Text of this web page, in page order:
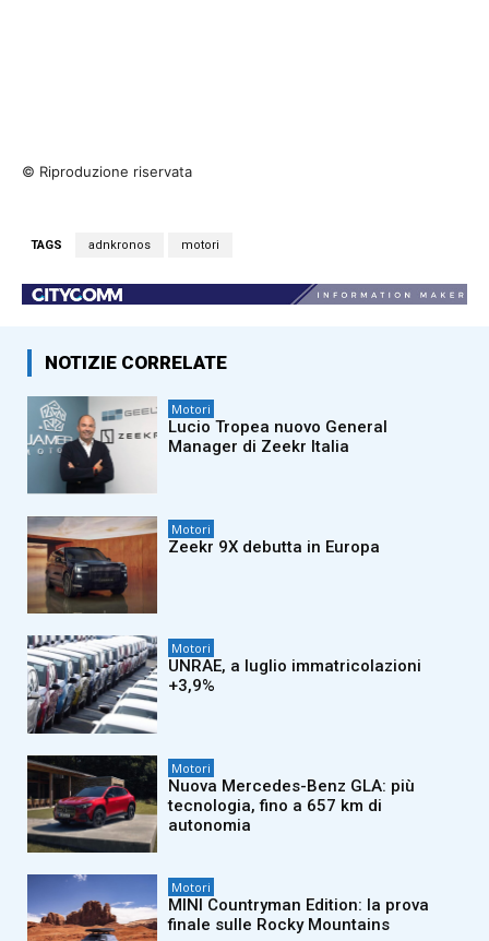
© Riproduzione riservata
TAGS adnkronos motori
NOTIZIE CORRELATE
Motori
Lucio Tropea nuovo General
Manager di Zeekr Italia
Motori
Zeekr 9X debutta in Europa
Motori
UNRAE, a luglio immatricolazioni
+3,9%
Motori
Nuova Mercedes-Benz GLA: più
tecnologia, fino a 657 km di
autonomia
Motori
MINI Countryman Edition: la prova
finale sulle Rocky Mountains